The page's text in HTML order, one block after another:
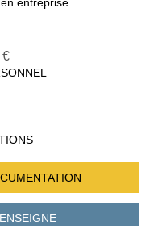
entreprise.
€